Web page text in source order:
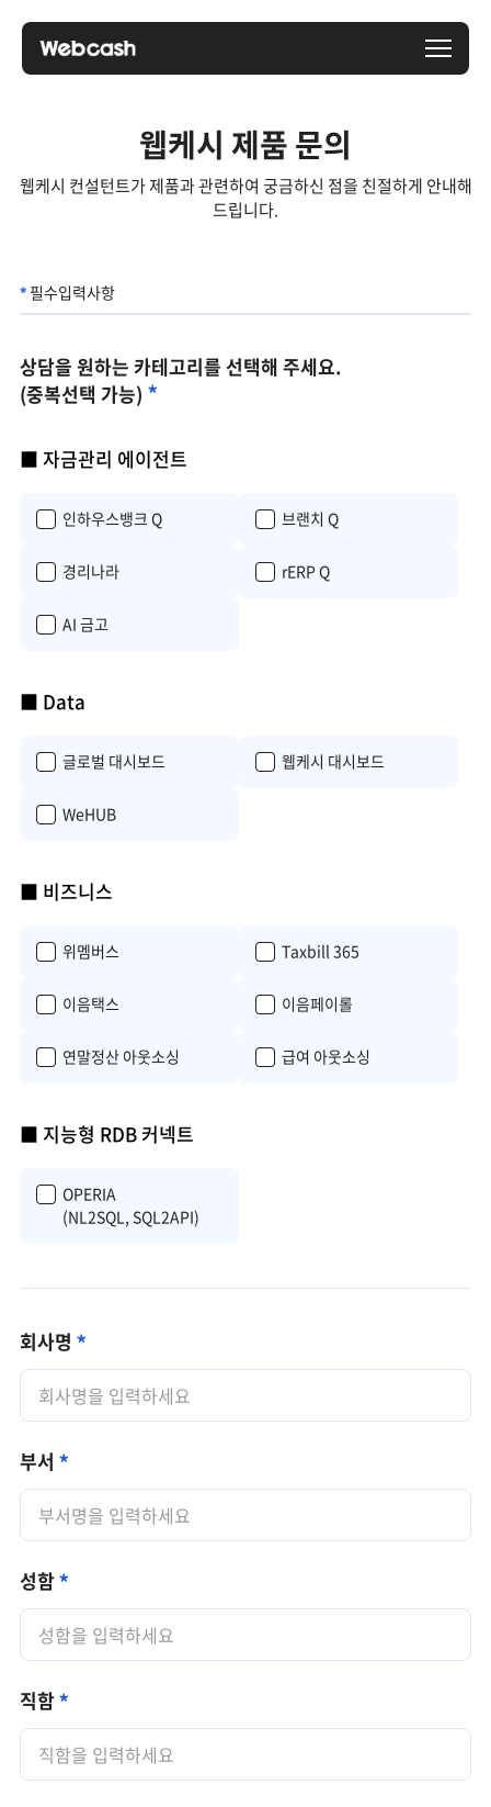
웹케시 제품 문의
웹케시 컨설턴트가 제품과 관련하여 궁금하신 점을 친절하게 안내해
드립니다.
필수입력사항
상담을 원하는 카테고리를 선택해 주세요.
(중복선택 가능)
■ 자금관리 에이전트
인하우스뱅크 Q 브랜치 Q
경리나라 rERP Q
AI 금고
■ Data
글로벌 대시보드 웹케시 대시보드
WeHUB
■ 비즈니스
위멤버스 Taxbill 365
이음택스 이음페이롤
연말정산 아웃소싱 급여 아웃소싱
■ 지능형 RDB 커넥트
OPERIA
(NL2SQL, SQL2API)
회사명
부서
성함
직함